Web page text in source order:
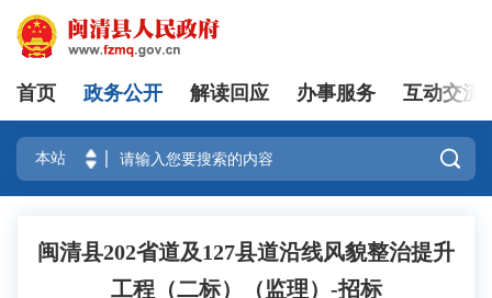
登录
首页 政务公开 解读回应 办事服务 互动交流

闽清县202省道及127县道沿线风貌整治提升
工程（二标）（监理）-招标